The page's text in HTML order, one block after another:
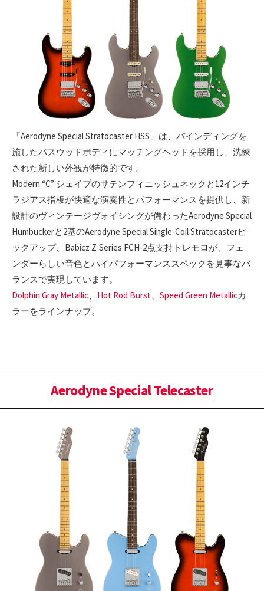
「Aerodyne Special Stratocaster HSS」は、バインディングを
施したバスウッドボディにマッチングヘッドを採用し、洗練
された新しい外観が特徴的です。
Modern “C” シェイプのサテンフィニッシュネックと12インチ
ラジアス指板が快適な演奏性とパフォーマンスを提供し、新
設計のヴィンテージヴォイシングが備わったAerodyne Special
Humbuckerと2基のAerodyne Special Single-Coil Stratocasterピ
ックアップ、Babicz Z-Series FCH-2点支持トレモロが、フェ
ンダーらしい音色とハイパフォーマンススペックを見事なバ
ランスで実現しています。
Dolphin Gray Metallic、 Hot Rod Burst、 Speed Green Metallicカ
ラーをラインナップ。
Aerodyne Special Telecaster